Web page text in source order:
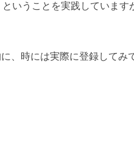
いうことを実践しています
、時には実際に登録してみ